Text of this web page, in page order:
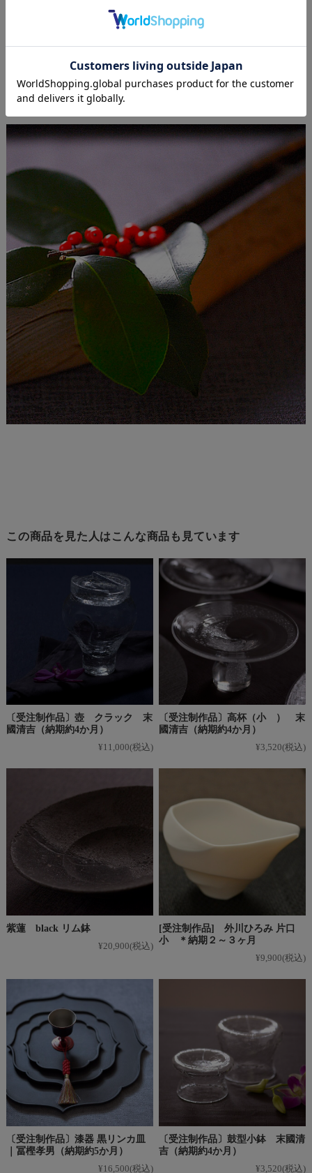
この商品を見た人はこんな商品も見ています
〔受注制作品〕壺 クラック 末
國清吉（納期約4か月）
¥11,000(税込)
〔受注制作品〕高杯（小 ） 末
國清吉（納期約4か月）
¥3,520(税込)
紫蓮 black リム鉢
¥20,900(税込)
[受注制作品] 外川ひろみ 片口
小 ＊納期２～３ヶ月
¥9,900(税込)
〔受注制作品〕漆器 黒リンカ皿
｜冨樫孝男（納期約5か月）
¥16,500(税込)
〔受注制作品〕鼓型小鉢 末國清
吉（納期約4か月）
¥3,520(税込)